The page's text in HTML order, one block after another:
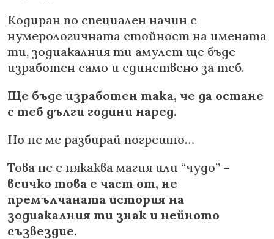
Кодиран по специален начин с
нумерологичната стойност на имената
ти, зодиакалния ти амулет ще бъде
изработен само и единствено за теб.
Ще бъде изработен така, че да остане
с теб дълги години наред.
Но не ме разбирай погрешно…
Това не е някаква магия или “чудо” –
всичко това е част от, не
премълчаната история на
зодиакалния ти знак и нейното
съзвездие.